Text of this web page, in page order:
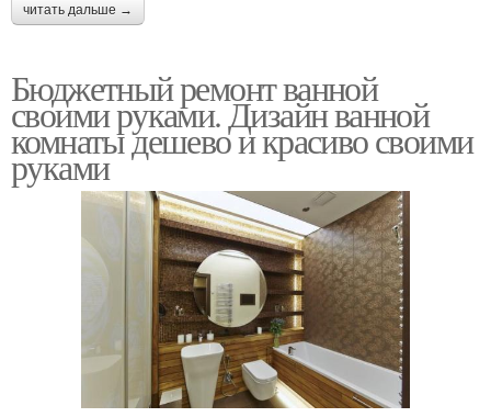
читать дальше →
Бюджетный ремонт ванной
своими руками. Дизайн ванной
комнаты дешево и красиво своими
руками